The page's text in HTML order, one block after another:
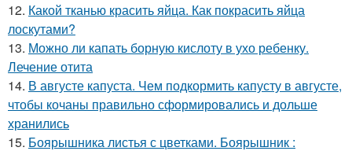
12. Какой тканью красить яйца. Как покрасить яйца
лоскутами?
13. Можно ли капать борную кислоту в ухо ребенку.
Лечение отита
14. В августе капуста. Чем подкормить капусту в августе,
чтобы кочаны правильно сформировались и дольше
хранились
15. Боярышника листья с цветками. Боярышник :